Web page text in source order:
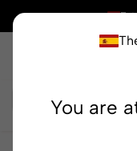
You are
×